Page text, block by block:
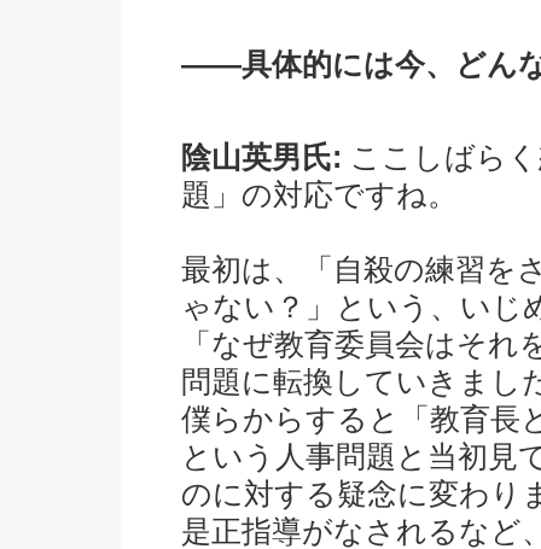
――具体的には今、どん
陰山英男氏: ここしばら
題」の対応ですね。
最初は、「自殺の練習を
ゃない？」という、いじ
「なぜ教育委員会はそ
問題に転換していきまし
僕らからすると「教育長
という人事問題と当初見
のに対する疑念に変わり
是正指導がなされるなど